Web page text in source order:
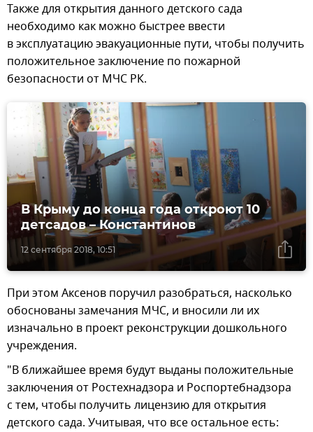
Также для открытия данного детского сада
необходимо как можно быстрее ввести
в эксплуатацию эвакуационные пути, чтобы получить
положительное заключение по пожарной
безопасности от МЧС РК.
12 сентября 2018, 10:51
В Крыму до конца года откроют 10
детсадов – Константинов
При этом Аксенов поручил разобраться, насколько
обоснованы замечания МЧС, и вносили ли их
изначально в проект реконструкции дошкольного
учреждения.
"В ближайшее время будут выданы положительные
заключения от Ростехнадзора и Роспортебнадзора
с тем, чтобы получить лицензию для открытия
детского сада. Учитывая, что все остальное есть: